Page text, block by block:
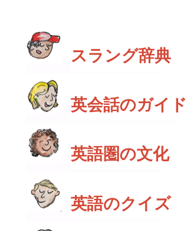
スラング辞典
英会話のガイド
英語圏の文化
英語のクイズ